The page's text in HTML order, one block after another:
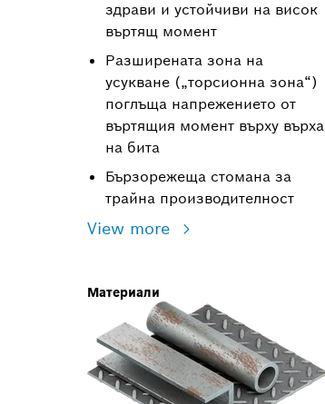
здрави и устойчиви на висок
въртящ момент
Разширената зона на
усукване („торсионна зона“)
поглъща напрежението от
въртящия момент върху върха
на бита
Бързорежеща стомана за
трайна производителност
View more
Материали